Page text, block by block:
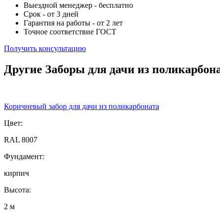
Выездной менеджер - бесплатно
Срок - от 3 дней
Гарантия на работы - от 2 лет
Точное соответствие ГОСТ
Получить консультацию
Другие Заборы для дачи из
Коричневый забор для дачи из поликарбоната
Цвет:
RAL 8007
Фундамент:
кирпич
Высота:
2 м